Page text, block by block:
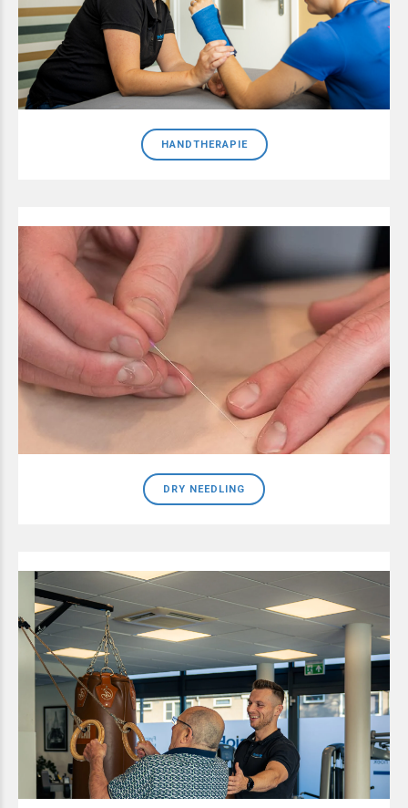
HANDTHERAPIE
DRY NEEDLING